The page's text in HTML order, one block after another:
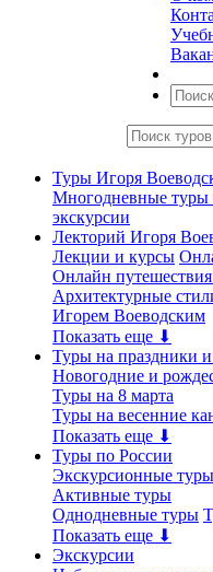
Туры Игоря
Многодневные туры
экскурсии
Лекторий Игоря
Лекции и курсы
Онлайн
Архитектурные
Игорем Воеводским
Показать еще ⬇
Туры на праздники
Новогодние и
Туры на 8 марта
Туры на весенние
Показать еще ⬇
Туры по России
Экскурсионные
Активные туры
Однодневные туры
Показать еще ⬇
Экскурсии